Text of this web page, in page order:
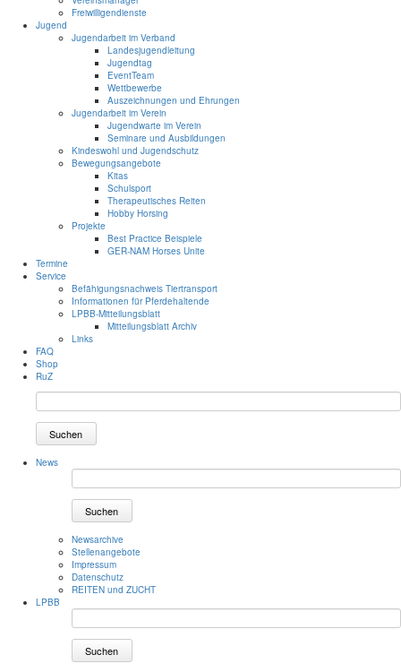
Freiwilligendienste
Jugend
Jugendarbeit im Verband
Landesjugendleitung
Jugendtag
EventTeam
Wettbewerbe
Auszeichnungen und Ehrungen
Jugendarbeit im Verein
Jugendwarte im Verein
Seminare und Ausbildungen
Kindeswohl und Jugendschutz
Bewegungsangebote
Kitas
Schulsport
Therapeutisches Reiten
Hobby Horsing
Projekte
Best Practice Beispiele
GER-NAM Horses Unite
Termine
Service
Befähigungsnachweis Tiertransport
Informationen für Pferdehaltende
LPBB-Mitteilungsblatt
Mitteilungsblatt Archiv
Links
FAQ
Shop
RuZ
Suchen
News
Suchen
Newsarchive
Stellenangebote
Impressum
Datenschutz
REITEN und ZUCHT
LPBB
Suchen